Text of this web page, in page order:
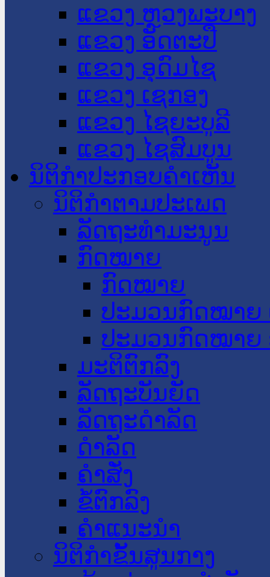
ແຂວງ ຫຼວງພະບາງ
ແຂວງ ອັດຕະປື
ແຂວງ ອຸດົມໄຊ
ແຂວງ ເຊກອງ
ແຂວງ ໄຊຍະບູລີ
ແຂວງ ໄຊສົມບູນ
ນິຕິກໍາປະກອບຄໍາເຫັນ
ນິຕິກໍາຕາມປະເພດ
ລັດຖະທໍາມະນູນ
ກົດໝາຍ
ກົດໝາຍ
ປະມວນກົດໝາຍ
ປະມວນກົດໝາຍ
ມະຕິຕົກລົງ
ລັດຖະບັນຍັດ
ລັດຖະດໍາລັດ
ດໍາລັດ
ຄໍາສັ່ງ
ຂໍ້ຕົກລົງ
ຄໍາແນະນໍາ
ນິຕິກຳຂັ້ນສູນກາງ